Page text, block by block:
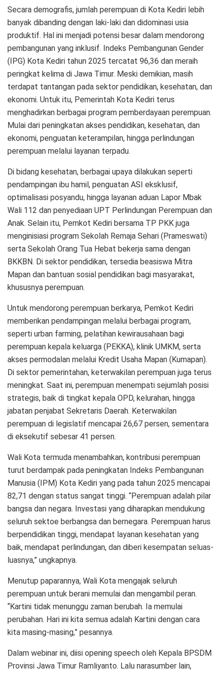
Secara demografis, jumlah perempuan di Kota Kediri lebih
banyak dibanding dengan laki-laki dan didominasi usia
produktif. Hal ini menjadi potensi besar dalam mendorong
pembangunan yang inklusif. Indeks Pembangunan Gender
(IPG) Kota Kediri tahun 2025 tercatat 96,36 dan meraih
peringkat kelima di Jawa Timur. Meski demikian, masih
terdapat tantangan pada sektor pendidikan, kesehatan, dan
ekonomi. Untuk itu, Pemerintah Kota Kediri terus
menghadirkan berbagai program pemberdayaan perempuan.
Mulai dari peningkatan akses pendidikan, kesehatan, dan
ekonomi, penguatan keterampilan, hingga perlindungan
perempuan melalui layanan terpadu.
Di bidang kesehatan, berbagai upaya dilakukan seperti
pendampingan ibu hamil, penguatan ASI eksklusif,
optimalisasi posyandu, hingga layanan aduan Lapor Mbak
Wali 112 dan penyediaan UPT Perlindungan Perempuan dan
Anak. Selain itu, Pemkot Kediri bersama TP PKK juga
menginisiasi program Sekolah Remaja Sehari (Prameswati)
serta Sekolah Orang Tua Hebat bekerja sama dengan
BKKBN. Di sektor pendidikan, tersedia beasiswa Mitra
Mapan dan bantuan sosial pendidikan bagi masyarakat,
khususnya perempuan.
Untuk mendorong perempuan berkarya, Pemkot Kediri
memberikan pendampingan melalui berbagai program,
seperti urban farming, pelatihan kewirausahaan bagi
perempuan kepala keluarga (PEKKA), klinik UMKM, serta
akses permodalan melalui Kredit Usaha Mapan (Kumapan).
Di sektor pemerintahan, keterwakilan perempuan juga terus
meningkat. Saat ini, perempuan menempati sejumlah posisi
strategis, baik di tingkat kepala OPD, kelurahan, hingga
jabatan penjabat Sekretaris Daerah. Keterwakilan
perempuan di legislatif mencapai 26,67 persen, sementara
di eksekutif sebesar 41 persen.
Wali Kota termuda menambahkan, kontribusi perempuan
turut berdampak pada peningkatan Indeks Pembangunan
Manusia (IPM) Kota Kediri yang pada tahun 2025 mencapai
82,71 dengan status sangat tinggi. “Perempuan adalah pilar
bangsa dan negara. Investasi yang diharapkan mendukung
seluruh sektoe berbangsa dan bernegara. Perempuan harus
berpendidikan tinggi, mendapat layanan kesehatan yang
baik, mendapat perlindungan, dan diberi kesempatan seluas-
luasnya,” ungkapnya.
Menutup paparannya, Wali Kota mengajak seluruh
perempuan untuk berani memulai dan mengambil peran.
“Kartini tidak menunggu zaman berubah. Ia memulai
perubahan. Hari ini kita semua adalah Kartini dengan cara
kita masing-masing,” pesannya.
Dalam webinar ini, diisi opening speech oleh Kepala BPSDM
Provinsi Jawa Timur Ramliyanto. Lalu narasumber lain,